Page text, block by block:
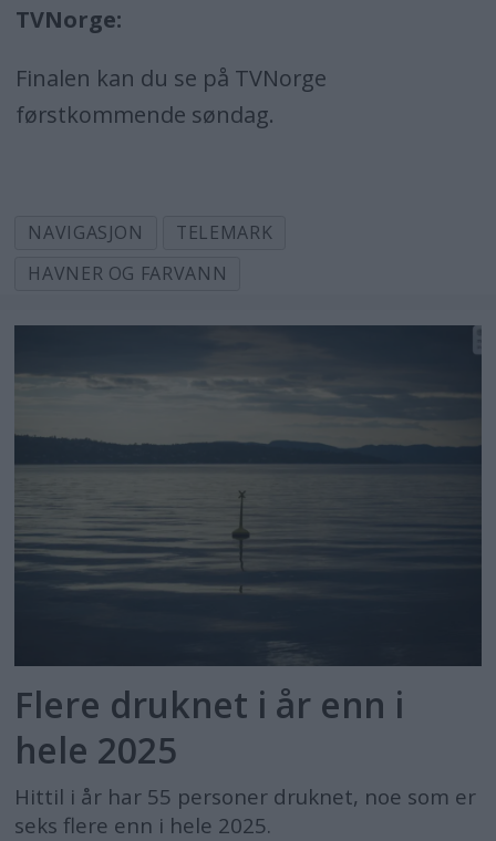
TVNorge:
Finalen kan du se på TVNorge
førstkommende søndag.
NAVIGASJON
TELEMARK
HAVNER OG FARVANN
Flere druknet i år enn i
hele 2025
Hittil i år har 55 personer druknet, noe som er
seks flere enn i hele 2025.